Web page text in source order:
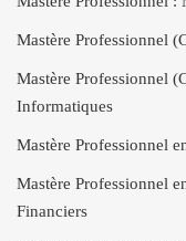
Mastère Professionnel
Mastère Professionnel
Informatiques
Mastère Professionnel
Mastère Professionnel
Financiers